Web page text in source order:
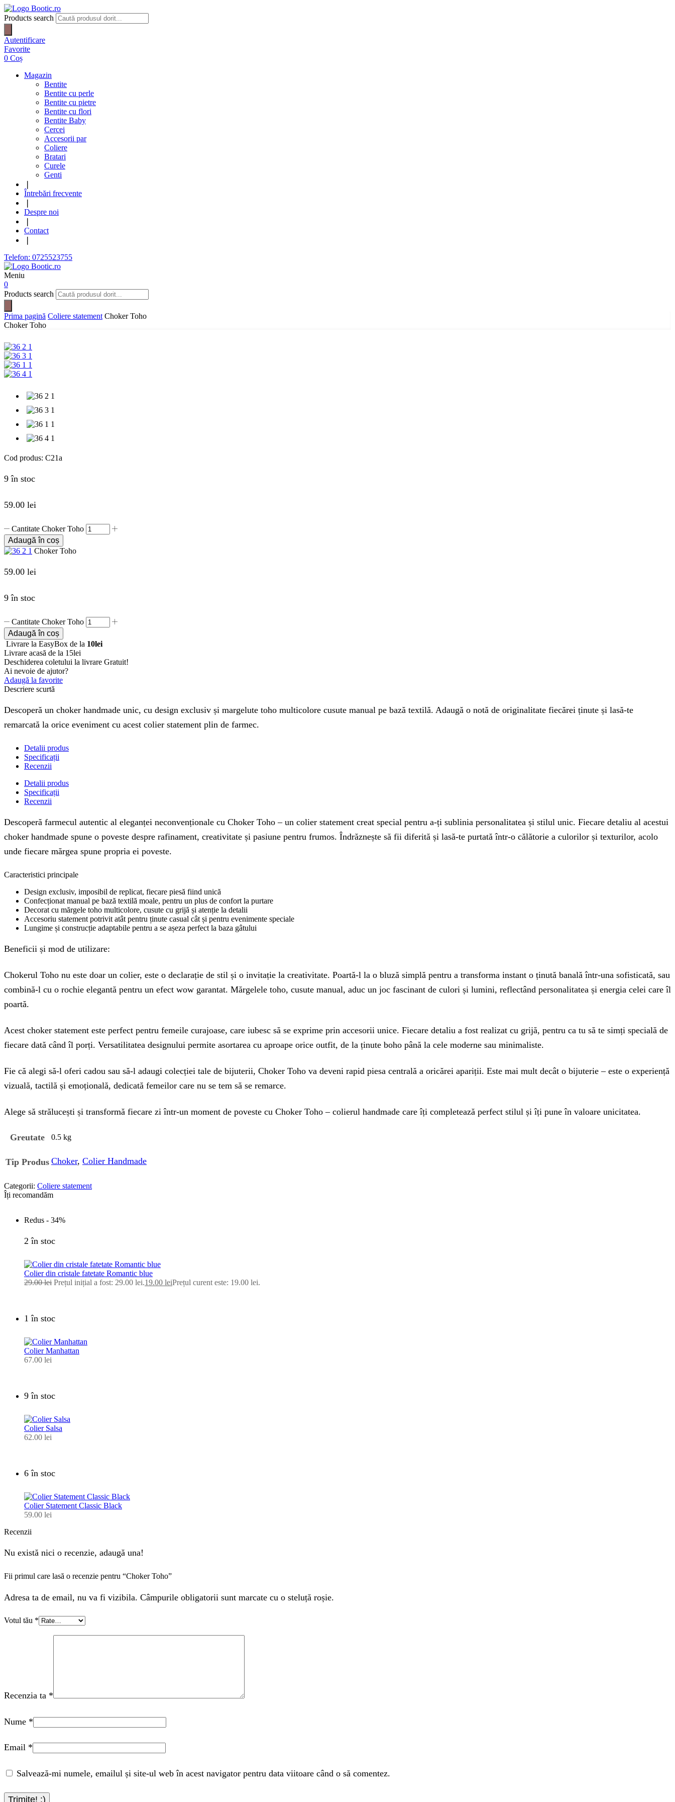
Products search
Autentificare
Favorite
0 Coș
Magazin
Bentite
Bentite cu perle
Bentite cu pietre
Bentite cu flori
Bentite Baby
Cercei
Accesorii par
Coliere
Bratari
Curele
Genti
Întrebări frecvente
Despre noi
Contact
Telefon: 0725523755
Meniu
0
Products search
Prima pagină Coliere statement Choker Toho
Choker Toho
Cod produs: C21a
9 în stoc
59.00 lei
Cantitate Choker Toho
Adaugă în coș
Choker Toho
59.00 lei
9 în stoc
Cantitate Choker Toho
Adaugă în coș
Livrare la EasyBox de la 10lei
Livrare acasă de la 15lei
Deschiderea coletului la livrare Gratuit!
Ai nevoie de ajutor?
Adaugă la favorite
Descriere scurtă
Descoperă un choker handmade unic, cu design exclusiv și margelute toho multicolore cusute manual pe bază textilă. Adaugă o notă de originalitate fiecărei ținute și lasă-te
remarcată la orice eveniment cu acest colier statement plin de farmec.
Detalii produs
Specificații
Recenzii
Detalii produs
Specificații
Recenzii
Descoperă farmecul autentic al eleganței neconvenționale cu Choker Toho – un colier statement creat special pentru a-ți sublinia personalitatea și stilul unic. Fiecare detaliu al acestui
choker handmade spune o poveste despre rafinament, creativitate și pasiune pentru frumos. Îndrăznește să fii diferită și lasă-te purtată într-o călătorie a culorilor și texturilor, acolo
unde fiecare mărgea spune propria ei poveste.
Caracteristici principale
Design exclusiv, imposibil de replicat, fiecare piesă fiind unică
Confecționat manual pe bază textilă moale, pentru un plus de confort la purtare
Decorat cu mărgele toho multicolore, cusute cu grijă și atenție la detalii
Accesoriu statement potrivit atât pentru ținute casual cât și pentru evenimente speciale
Lungime și construcție adaptabile pentru a se așeza perfect la baza gâtului
Beneficii și mod de utilizare:
Chokerul Toho nu este doar un colier, este o declarație de stil și o invitație la creativitate. Poartă-l la o bluză simplă pentru a transforma instant o ținută banală într-una sofisticată, sau
combină-l cu o rochie elegantă pentru un efect wow garantat. Mărgelele toho, cusute manual, aduc un joc fascinant de culori și lumini, reflectând personalitatea și energia celei care îl
poartă.
Acest choker statement este perfect pentru femeile curajoase, care iubesc să se exprime prin accesorii unice. Fiecare detaliu a fost realizat cu grijă, pentru ca tu să te simți specială de
fiecare dată când îl porți. Versatilitatea designului permite asortarea cu aproape orice outfit, de la ținute boho până la cele moderne sau minimaliste.
Fie că alegi să-l oferi cadou sau să-l adaugi colecției tale de bijuterii, Choker Toho va deveni rapid piesa centrală a oricărei apariții. Este mai mult decât o bijuterie – este o experiență
vizuală, tactilă și emoțională, dedicată femeilor care nu se tem să se remarce.
Alege să strălucești și transformă fiecare zi într-un moment de poveste cu Choker Toho – colierul handmade care îți completează perfect stilul și îți pune în valoare unicitatea.
Greutate 0.5 kg
Tip Produs Choker, Colier Handmade
Categorii: Coliere statement
Îți recomandăm
Redus - 34%
2 în stoc
Colier din cristale fatetate Romantic blue
29.00lei Prețul inițial a fost: 29.00 lei.19.00 leiPrețul curent este: 19.00 lei.
1 în stoc
Colier Manhattan
67.00 lei
9 în stoc
Colier Salsa
62.00 lei
6 în stoc
Colier Statement Classic Black
59.00 lei
Recenzii
Nu există nici o recenzie, adaugă una!
Fii primul care lasă o recenzie pentru “Choker Toho”
Adresa ta de email, nu va fi vizibila. Câmpurile obligatorii sunt marcate cu o steluță roșie.
Votul tău *
Recenzia ta *
Nume *
Email *
Salvează-mi numele, emailul și site-ul web în acest navigator pentru data viitoare când o să comentez.